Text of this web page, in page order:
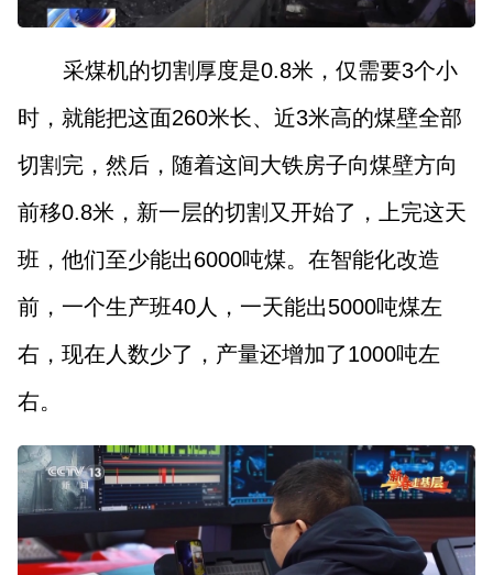
采煤机的切割厚度是0.8米，仅需要3个小
时，就能把这面260米长、近3米高的煤壁全部
切割完，然后，随着这间大铁房子向煤壁方向
前移0.8米，新一层的切割又开始了，上完这天
班，他们至少能出6000吨煤。在智能化改造
前，一个生产班40人，一天能出5000吨煤左
右，现在人数少了，产量还增加了1000吨左
右。